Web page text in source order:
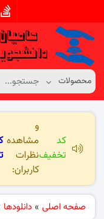
کد
تخفیف
و
مشاهده
نظرات
کاربران:
صفحه اصلی » دانلودها